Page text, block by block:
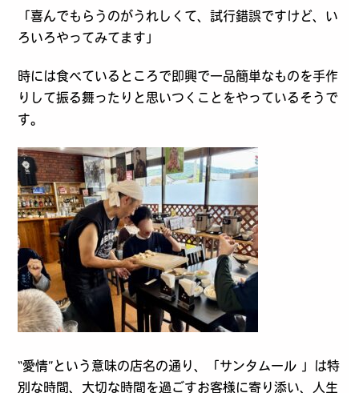
「喜んでもらうのがうれしくて、試行錯誤ですけど、い
ろいろやってみてます」
時には食べているところで即興で一品簡単なものを手作
りして振る舞ったりと思いつくことをやっているそうで
す。
“愛情”という意味の店名の通り、「サンタムール 」は特
別な時間、大切な時間を過ごすお客様に寄り添い、人生